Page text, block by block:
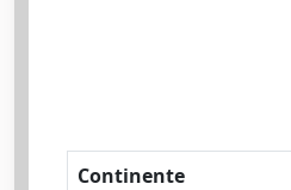
Continente